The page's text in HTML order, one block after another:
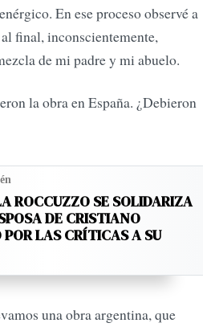
En ese proceso observé a
final, inconscientemente,
de mi padre y mi abuelo.
la obra en España. ¿Debieron
ROCCUZZO SE SOLIDARIZA
DE CRISTIANO
LAS CRÍTICAS A SU
una obra argentina, que